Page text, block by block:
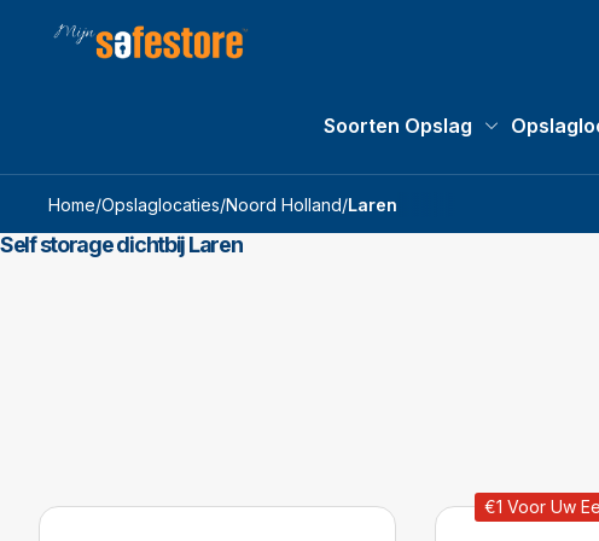
Soorten Opslag
Home/Opslaglocaties/Noord Holland/Laren
Self storage dichtbij Laren
€1 Voor Uw